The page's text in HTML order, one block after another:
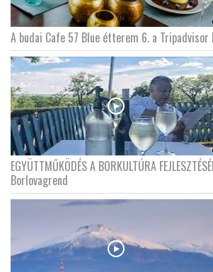
A budai Cafe 57 Blue étterem 6. a
EGYÜTTMŰKÖDÉS A BORKULTÚRA
Borlovagrend